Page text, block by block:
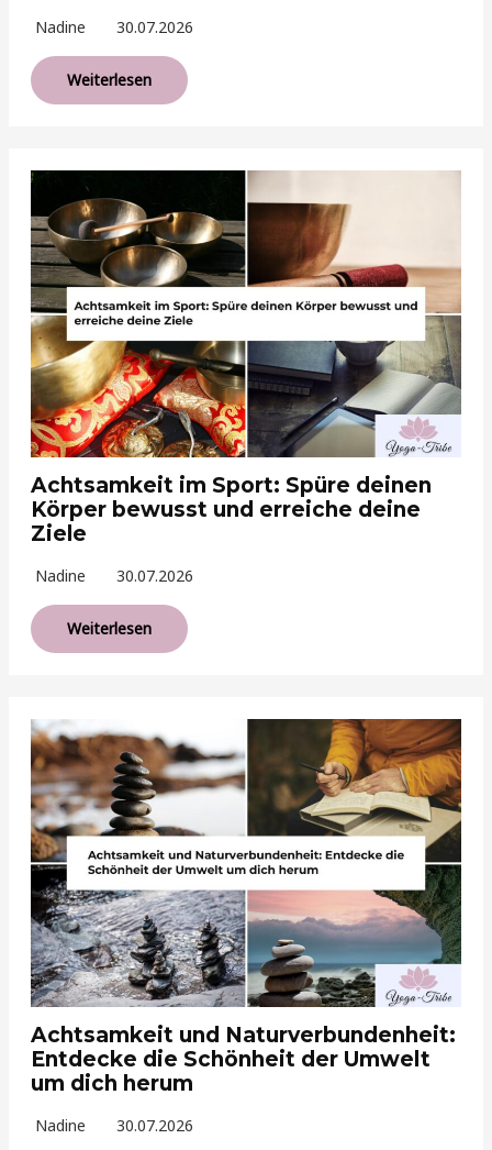
Nadine 30.07.2026
Weiterlesen
Achtsamkeit im Sport: Spüre deinen
Körper bewusst und erreiche deine
Ziele
Nadine 30.07.2026
Weiterlesen
Achtsamkeit und Naturverbundenheit:
Entdecke die Schönheit der Umwelt
um dich herum
Nadine 30.07.2026